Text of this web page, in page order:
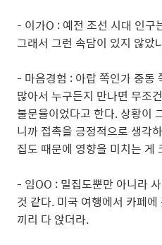
- 이가O : 예전 조선 시대 인
그래서 그런 속담이 있지 않았
- 마음경험 : 아랍 쪽인가 중동
많아서 누구든지 만나면 무조
불문율이었다고 한다. 상황이
니까 접촉을 긍정적으로 생각
집도 때문에 영향을 미치는 게
- 임OO : 밀집도뿐만 아니라
것 같다. 미국 여행에서 카페
끼리 다 앉더라.